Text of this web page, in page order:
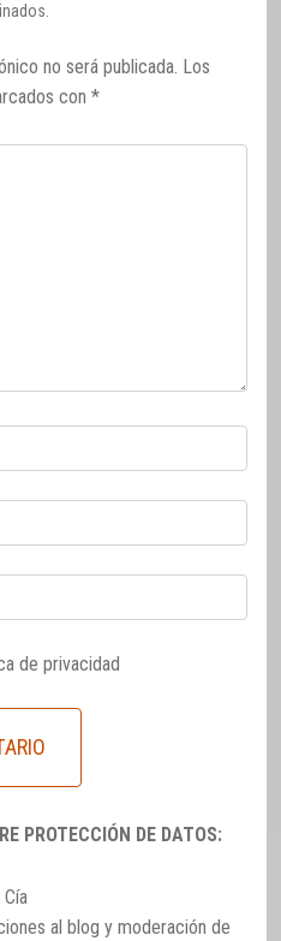
no será publicada. Los
con *
de privacidad
PROTECCIÓN DE DATOS:
al blog y moderación de